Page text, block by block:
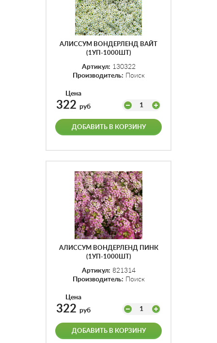
АЛИССУМ ВОНДЕРЛЕНД ВАЙТ
(1УП-1000ШТ)
Артикул: 130322
Производитель: Поиск
Цена
322 руб 1
ДОБАВИТЬ В КОРЗИНУ
АЛИССУМ ВОНДЕРЛЕНД ПИНК
(1УП-1000ШТ)
Артикул: 821314
Производитель: Поиск
Цена
322 руб 1
ДОБАВИТЬ В КОРЗИНУ